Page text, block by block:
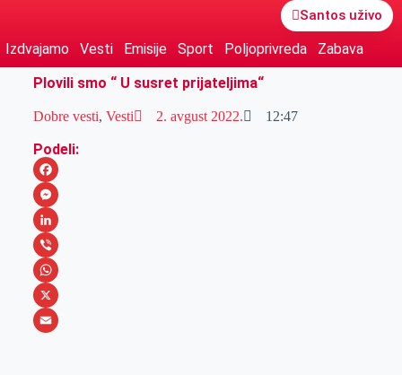
Santos uživo
Izdvajamo Vesti Emisije Sport Poljoprivreda
Zabava
Plovili smo “ U susret prijateljima“
Dobre vesti, Vesti 2. avgust 2022. 12:47
Podeli:
F
a
c
e
b
o
M
e
s
s
e
L
i
n
k
V
i
b
W
h
X